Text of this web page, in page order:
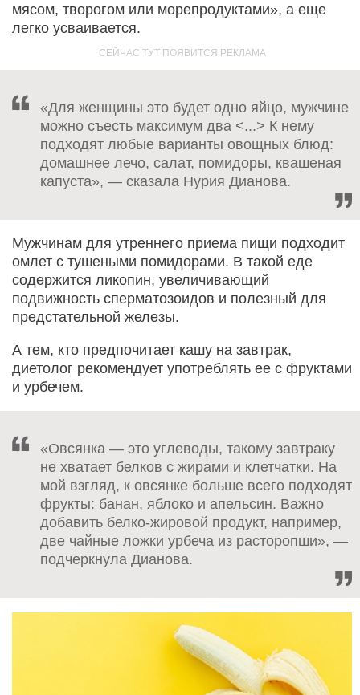
мясом, творогом или морепродуктами», а еще
легко усваивается.
«Для женщины это будет одно яйцо, мужчине
можно съесть максимум два <...> К нему
подходят любые варианты овощных блюд:
домашнее лечо, салат, помидоры, квашеная
капуста», — сказала Нурия Дианова.
Мужчинам для утреннего приема пищи подходит
омлет с тушеными помидорами. В такой еде
содержится ликопин, увеличивающий
подвижность сперматозоидов и полезный для
предстательной железы.
А тем, кто предпочитает кашу на завтрак,
диетолог рекомендует употреблять ее с фруктами
и урбечем.
«Овсянка — это углеводы, такому завтраку
не хватает белков с жирами и клетчатки. На
мой взгляд, к овсянке больше всего подходят
фрукты: банан, яблоко и апельсин. Важно
добавить белко-жировой продукт, например,
две чайные ложки урбеча из расторопши», —
подчеркнула Дианова.